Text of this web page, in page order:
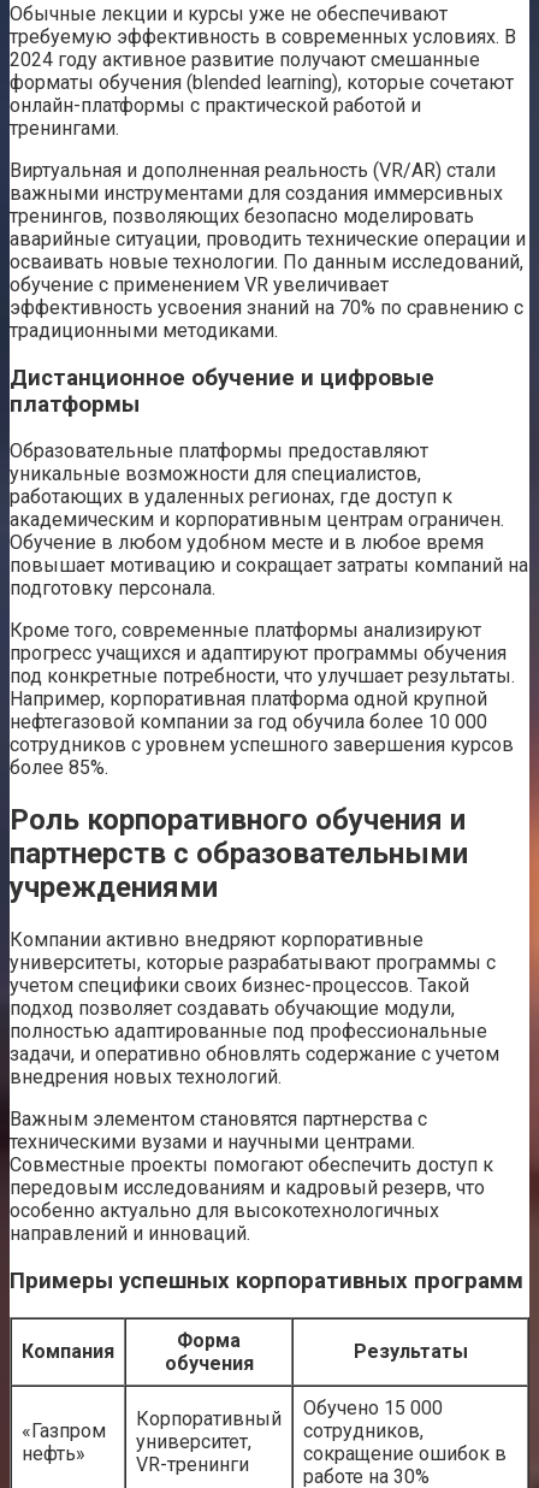
Обычные лекции и курсы уже не обеспечивают
требуемую эффективность в современных условиях. В
2024 году активное развитие получают смешанные
форматы обучения (blended learning), которые сочетают
онлайн-платформы с практической работой и
тренингами.
Виртуальная и дополненная реальность (VR/AR) стали
важными инструментами для создания иммерсивных
тренингов, позволяющих безопасно моделировать
аварийные ситуации, проводить технические операции и
осваивать новые технологии. По данным исследований,
обучение с применением VR увеличивает
эффективность усвоения знаний на 70% по сравнению с
традиционными методиками.
Дистанционное обучение и цифровые
платформы
Образовательные платформы предоставляют
уникальные возможности для специалистов,
работающих в удаленных регионах, где доступ к
академическим и корпоративным центрам ограничен.
Обучение в любом удобном месте и в любое время
повышает мотивацию и сокращает затраты компаний на
подготовку персонала.
Кроме того, современные платформы анализируют
прогресс учащихся и адаптируют программы обучения
под конкретные потребности, что улучшает результаты.
Например, корпоративная платформа одной крупной
нефтегазовой компании за год обучила более 10 000
сотрудников с уровнем успешного завершения курсов
более 85%.
Роль корпоративного обучения и
партнерств с образовательными
учреждениями
Компании активно внедряют корпоративные
университеты, которые разрабатывают программы с
учетом специфики своих бизнес-процессов. Такой
подход позволяет создавать обучающие модули,
полностью адаптированные под профессиональные
задачи, и оперативно обновлять содержание с учетом
внедрения новых технологий.
Важным элементом становятся партнерства с
техническими вузами и научными центрами.
Совместные проекты помогают обеспечить доступ к
передовым исследованиям и кадровый резерв, что
особенно актуально для высокотехнологичных
направлений и инноваций.
Примеры успешных корпоративных программ
Компания
Форма
обучения
Результаты
«Газпром
нефть»
Корпоративный
университет,
VR-тренинги
Обучено 15 000
сотрудников,
сокращение ошибок в
работе на 30%